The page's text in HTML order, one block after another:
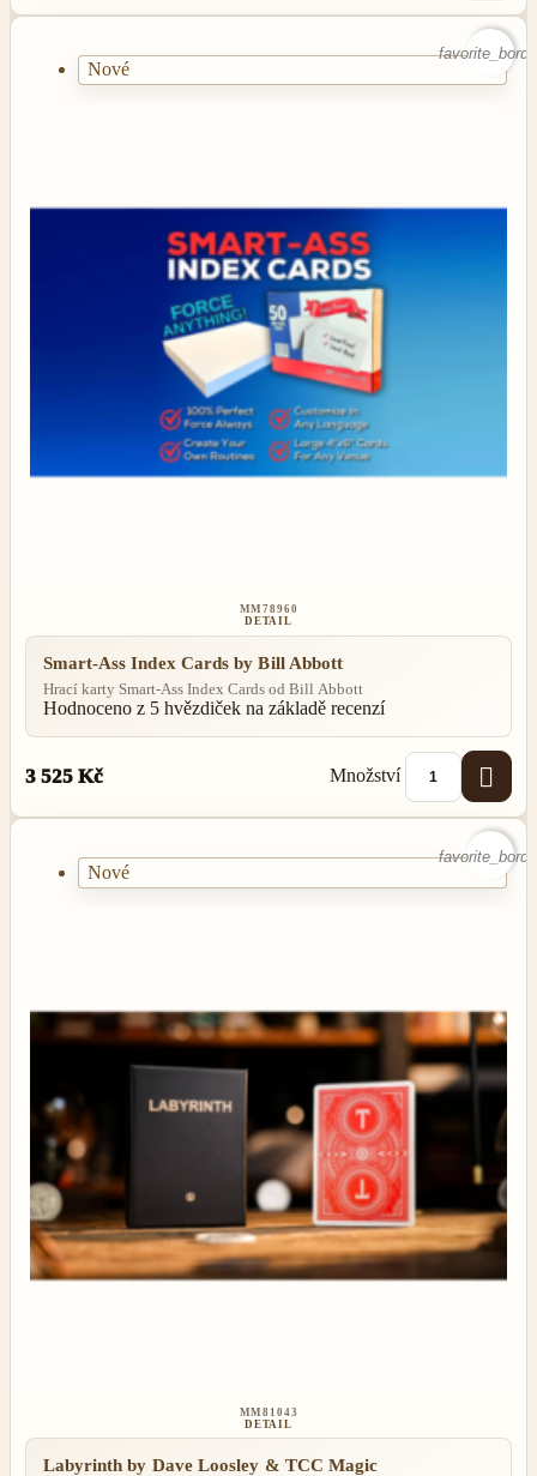
Nové
MM78960
DETAIL
Smart-Ass Index Cards by Bill Abbott
Hrací karty Smart-Ass Index Cards od Bill Abbott
Hodnoceno z 5 hvězdiček na základě recenzí
3 525 Kč Množství 
Nové
MM81043
DETAIL
Labyrinth by Dave Loosley & TCC Magic